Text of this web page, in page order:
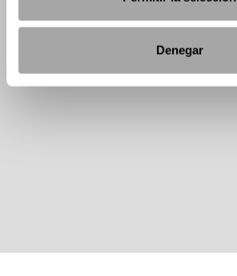
Denegar